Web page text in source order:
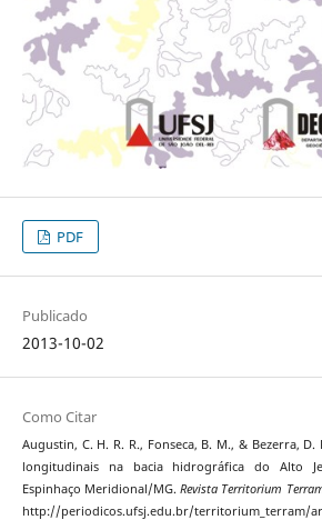
PDF
Publicado
2013-10-02
Como Citar
Augustin, C. H. R. R., Fonseca, B. M., & Bezerra,
longitudinais na bacia hidrográfica do Alto
Espinhaço Meridional/MG.Revista Territorium
http://periodicos.ufsj.edu.br/territorium_terram/